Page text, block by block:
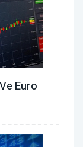
Euro